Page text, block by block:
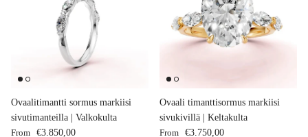
Ovaalitimantti sormus markiisi
sivutimanteilla | Valkokulta
Regular price
From €3.850,00
Ovaali timanttisormus markiisi
sivukivillä | Keltakulta
Regular price
From €3.750,00